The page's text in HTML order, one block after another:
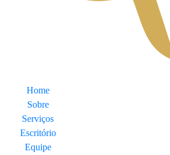
Home
Sobre
Serviços
Escritório
Equipe